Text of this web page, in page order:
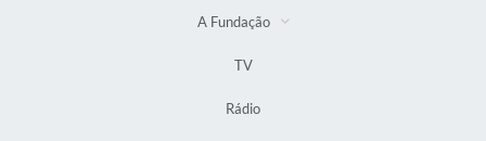
A Fundação
TV
Rádio